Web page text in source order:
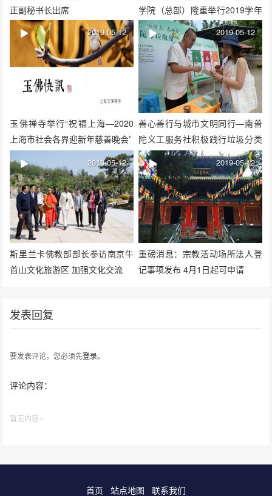
正副秘书长出席
学院（总部）隆重举行2019学年
开学典礼
玉佛禅寺举行“祝福上海—2020
上海市社会各界迎新年慈善晚会”
2019-05-12
善心善行与城市文明同行—南普
陀义工服务社积极践行垃圾分类
倡导文明行为
2019-05-12
斯里兰卡佛教部部长参访南京牛
首山文化旅游区 加强文化交流
2019-05-12
重磅消息：宗教活动场所法人登
记事项发布 4月1日起可申请
2019-05-12
发表回复
要发表评论，您必须先登录。
评论内容：
暂无内容~
首页 站点地图 联系我们